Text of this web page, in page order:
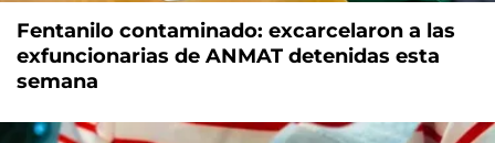
Fentanilo contaminado: excarcelaron a las
exfuncionarias de ANMAT detenidas esta
semana